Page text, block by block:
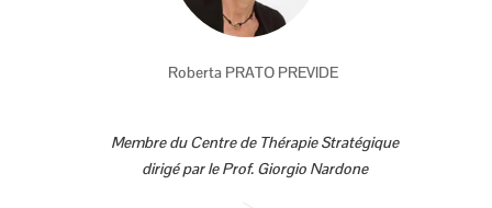
Roberta PRATO PREVIDE
Membre du Centre de Thérapie Stratégique
dirigé par le Prof. Giorgio Nardone